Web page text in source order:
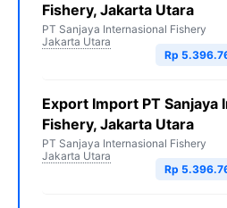
Fishery, Jakarta Utara
PT Sanjaya Internasional Fishery
Jakarta Utara
Rp
Export Import PT Sanjaya
Fishery, Jakarta Utara
PT Sanjaya Internasional Fishery
Jakarta Utara
Rp